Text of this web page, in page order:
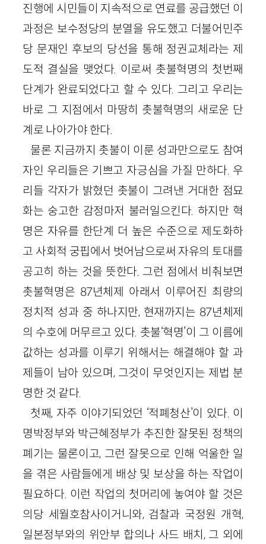
진행에 시민들이 지속적으로 연료를 공급했던 이
과정은 보수정당의 분열을 유도했고 더불어민주
당 문재인 후보의 당선을 통해 정권교체라는 제
도적 결실을 맺었다. 이로써 촛불혁명의 첫번째
단계가 완료되었다고 할 수 있다. 그리고 우리는
바로 그 지점에서 마땅히 촛불혁명의 새로운 단
계로 나아가야 한다.
물론 지금까지 촛불이 이룬 성과만으로도 참여
자인 우리들은 기쁘고 자긍심을 가질 만하다. 우
리들 각자가 밝혔던 촛불이 그려낸 거대한 점묘
화는 숭고한 감정마저 불러일으킨다. 하지만 혁
명은 자유를 한단계 더 높은 수준으로 제도화하
고 사회적 궁핍에서 벗어남으로써 자유의 토대를
공고히 하는 것을 뜻한다. 그런 점에서 비춰보면
촛불혁명은 87년체제 아래서 이루어진 최량의
정치적 성과 중 하나지만, 현재까지는 87년체제
의 수호에 머무르고 있다. 촛불‘혁명’이 그 이름에
값하는 성과를 이루기 위해서는 해결해야 할 과
제들이 남아 있으며, 그것이 무엇인지는 제법 분
명한 것 같다.
첫째, 자주 이야기되었던 ‘적폐청산’이 있다. 이
명박정부와 박근혜정부가 추진한 잘못된 정책의
폐기는 물론이고, 그런 잘못으로 인해 억울한 일
을 겪은 사람들에게 배상 및 보상을 하는 작업이
필요하다. 이런 작업의 첫머리에 놓여야 할 것은
의당 세월호참사이거니와, 검찰과 국정원 개혁,
일본정부와의 위안부 합의나 사드 배치, 그 외에